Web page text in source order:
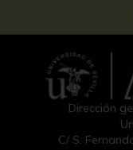
Dirección
C/ S.